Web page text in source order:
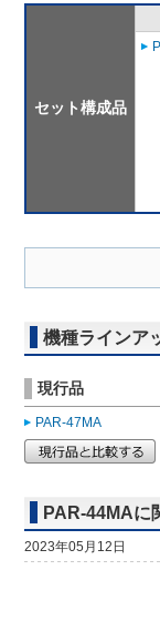
セット構成品
機種ラインア
現行品
PAR-47MA
PAR-44MAに
2023年05月12日